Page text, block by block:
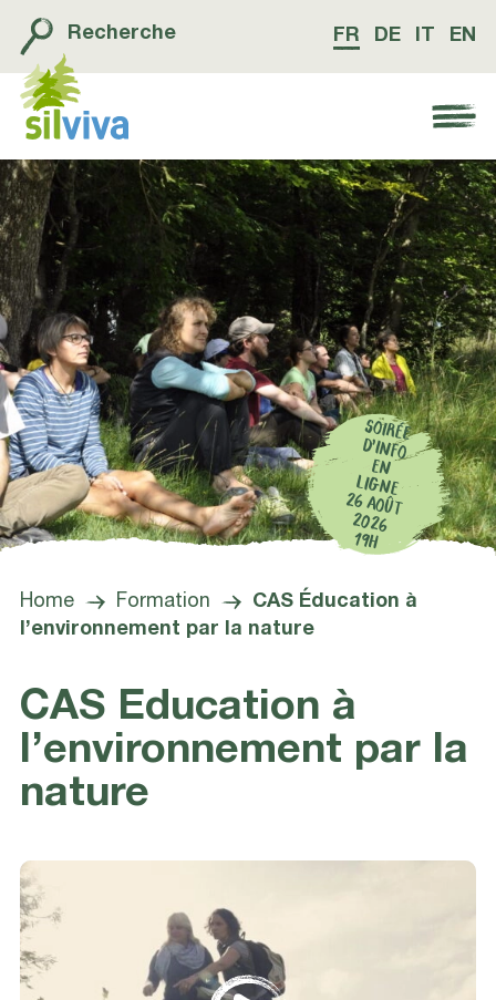
Recherche FR DE EN
Navigation öffnen bzw. schliessen
SOIRÉE
D’INFO
EN
LIGNE
26 AOÛT
2026
19H
Home Formation
CAS Éducation à
l’environnement par la nature
CAS Education à
l’environnement par la
nature